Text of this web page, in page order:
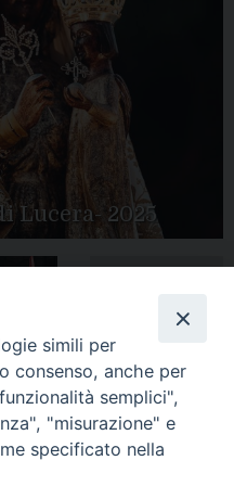
Lucera- 2025
Tutte le gallery
simili per
consenso, anche per
semplici",
"misurazione" e
specificato nella